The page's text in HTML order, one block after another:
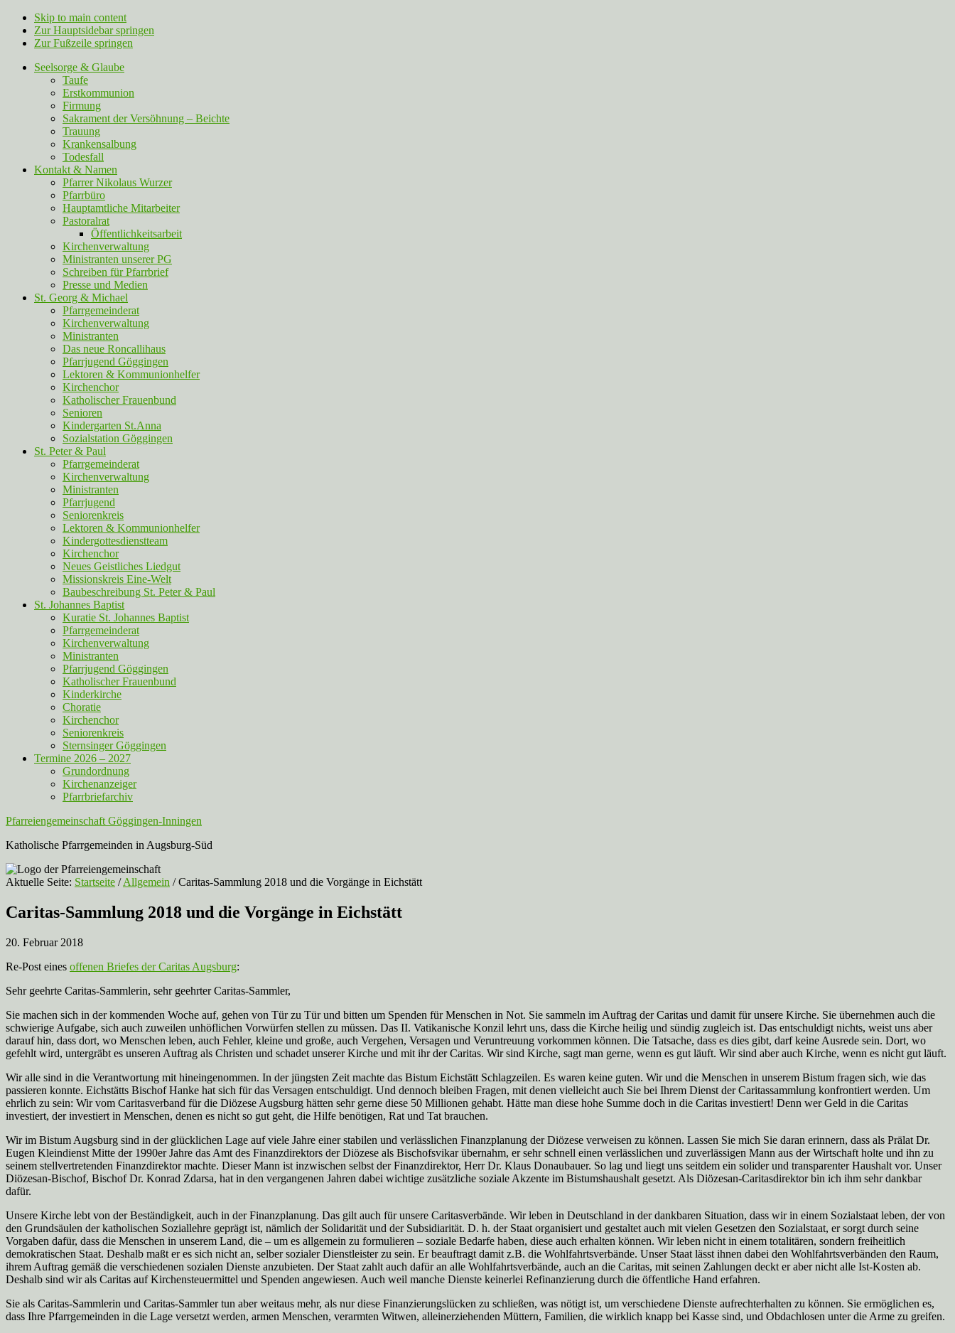
Skip to main content
Zur Hauptsidebar springen
Zur Fußzeile springen
Seelsorge & Glaube
Taufe
Erstkommunion
Firmung
Sakrament der Versöhnung – Beichte
Trauung
Krankensalbung
Todesfall
Kontakt & Namen
Pfarrer Nikolaus Wurzer
Pfarrbüro
Hauptamtliche Mitarbeiter
Pastoralrat
Öffentlichkeitsarbeit
Kirchenverwaltung
Ministranten unserer PG
Schreiben für Pfarrbrief
Presse und Medien
St. Georg & Michael
Pfarrgemeinderat
Kirchenverwaltung
Ministranten
Das neue Roncallihaus
Pfarrjugend Göggingen
Lektoren & Kommunionhelfer
Kirchenchor
Katholischer Frauenbund
Senioren
Kindergarten St.Anna
Sozialstation Göggingen
St. Peter & Paul
Pfarrgemeinderat
Kirchenverwaltung
Ministranten
Pfarrjugend
Seniorenkreis
Lektoren & Kommunionhelfer
Kindergottesdienstteam
Kirchenchor
Neues Geistliches Liedgut
Missionskreis Eine-Welt
Baubeschreibung St. Peter & Paul
St. Johannes Baptist
Kuratie St. Johannes Baptist
Pfarrgemeinderat
Kirchenverwaltung
Ministranten
Pfarrjugend Göggingen
Katholischer Frauenbund
Kinderkirche
Choratie
Kirchenchor
Seniorenkreis
Sternsinger Göggingen
Termine 2026 – 2027
Grundordnung
Kirchenanzeiger
Pfarrbriefarchiv
Pfarreiengemeinschaft Göggingen-Inningen
Katholische Pfarrgemeinden in Augsburg-Süd
Aktuelle Seite: Startseite / Allgemein /Caritas-Sammlung 2018 und die Vorgänge in Eichstätt
Caritas-Sammlung 2018 und die Vorgänge in Eichstätt
20. Februar 2018
Re-Post eines offenen Briefes der Caritas Augsburg:
Sehr geehrte Caritas-Sammlerin, sehr geehrter Caritas-Sammler,
Sie machen sich in der kommenden Woche auf, gehen von Tür zu Tür und bitten um Spenden für Menschen in Not. Sie sammeln im Auftrag der Caritas und damit für unsere Kirche. Sie übernehmen auch die
schwierige Aufgabe, sich auch zuweilen unhöflichen Vorwürfen stellen zu müssen. Das II. Vatikanische Konzil lehrt uns, dass die Kirche heilig und sündig zugleich ist. Das entschuldigt nichts, weist uns aber
darauf hin, dass dort, wo Menschen leben, auch Fehler, kleine und große, auch Vergehen, Versagen und Veruntreuung vorkommen können. Die Tatsache, dass es dies gibt, darf keine Ausrede sein. Dort, wo
gefehlt wird, untergräbt es unseren Auftrag als Christen und schadet unserer Kirche und mit ihr der Caritas. Wir sind Kirche, sagt man gerne, wenn es gut läuft. Wir sind aber auch Kirche, wenn es nicht gut läuft.
Wir alle sind in die Verantwortung mit hineingenommen. In der jüngsten Zeit machte das Bistum Eichstätt Schlagzeilen. Es waren keine guten. Wir und die Menschen in unserem Bistum fragen sich, wie das
passieren konnte. Eichstätts Bischof Hanke hat sich für das Versagen entschuldigt. Und dennoch bleiben Fragen, mit denen vielleicht auch Sie bei Ihrem Dienst der Caritassammlung konfrontiert werden. Um
ehrlich zu sein: Wir vom Caritasverband für die Diözese Augsburg hätten sehr gerne diese 50 Millionen gehabt. Hätte man diese hohe Summe doch in die Caritas investiert! Denn wer Geld in die Caritas
investiert, der investiert in Menschen, denen es nicht so gut geht, die Hilfe benötigen, Rat und Tat brauchen.
Wir im Bistum Augsburg sind in der glücklichen Lage auf viele Jahre einer stabilen und verlässlichen Finanzplanung der Diözese verweisen zu können. Lassen Sie mich Sie daran erinnern, dass als Prälat Dr.
Eugen Kleindienst Mitte der 1990er Jahre das Amt des Finanzdirektors der Diözese als Bischofsvikar übernahm, er sehr schnell einen verlässlichen und zuverlässigen Mann aus der Wirtschaft holte und ihn zu
seinem stellvertretenden Finanzdirektor machte. Dieser Mann ist inzwischen selbst der Finanzdirektor, Herr Dr. Klaus Donaubauer. So lag und liegt uns seitdem ein solider und transparenter Haushalt vor. Unser
Diözesan-Bischof, Bischof Dr. Konrad Zdarsa, hat in den vergangenen Jahren dabei wichtige zusätzliche soziale Akzente im Bistumshaushalt gesetzt. Als Diözesan-Caritasdirektor bin ich ihm sehr dankbar
dafür.
Unsere Kirche lebt von der Beständigkeit, auch in der Finanzplanung. Das gilt auch für unsere Caritasverbände. Wir leben in Deutschland in der dankbaren Situation, dass wir in einem Sozialstaat leben, der von
den Grundsäulen der katholischen Soziallehre geprägt ist, nämlich der Solidarität und der Subsidiarität. D. h. der Staat organisiert und gestaltet auch mit vielen Gesetzen den Sozialstaat, er sorgt durch seine
Vorgaben dafür, dass die Menschen in unserem Land, die – um es allgemein zu formulieren – soziale Bedarfe haben, diese auch erhalten können. Wir leben nicht in einem totalitären, sondern freiheitlich
demokratischen Staat. Deshalb maßt er es sich nicht an, selber sozialer Dienstleister zu sein. Er beauftragt damit z.B. die Wohlfahrtsverbände. Unser Staat lässt ihnen dabei den Wohlfahrtsverbänden den Raum,
ihrem Auftrag gemäß die verschiedenen sozialen Dienste anzubieten. Der Staat zahlt auch dafür an alle Wohlfahrtsverbände, auch an die Caritas, mit seinen Zahlungen deckt er aber nicht alle Ist-Kosten ab.
Deshalb sind wir als Caritas auf Kirchensteuermittel und Spenden angewiesen. Auch weil manche Dienste keinerlei Refinanzierung durch die öffentliche Hand erfahren.
Sie als Caritas-Sammlerin und Caritas-Sammler tun aber weitaus mehr, als nur diese Finanzierungslücken zu schließen, was nötigt ist, um verschiedene Dienste aufrechterhalten zu können. Sie ermöglichen es,
dass Ihre Pfarrgemeinden in die Lage versetzt werden, armen Menschen, verarmten Witwen, alleinerziehenden Müttern, Familien, die wirklich knapp bei Kasse sind, und Obdachlosen unter die Arme zu greifen.